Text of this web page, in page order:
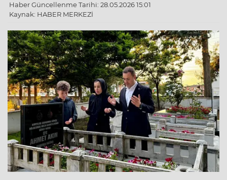
Haber Güncellenme Tarihi: 28.05.2026 15:01
Kaynak: HABER MERKEZİ